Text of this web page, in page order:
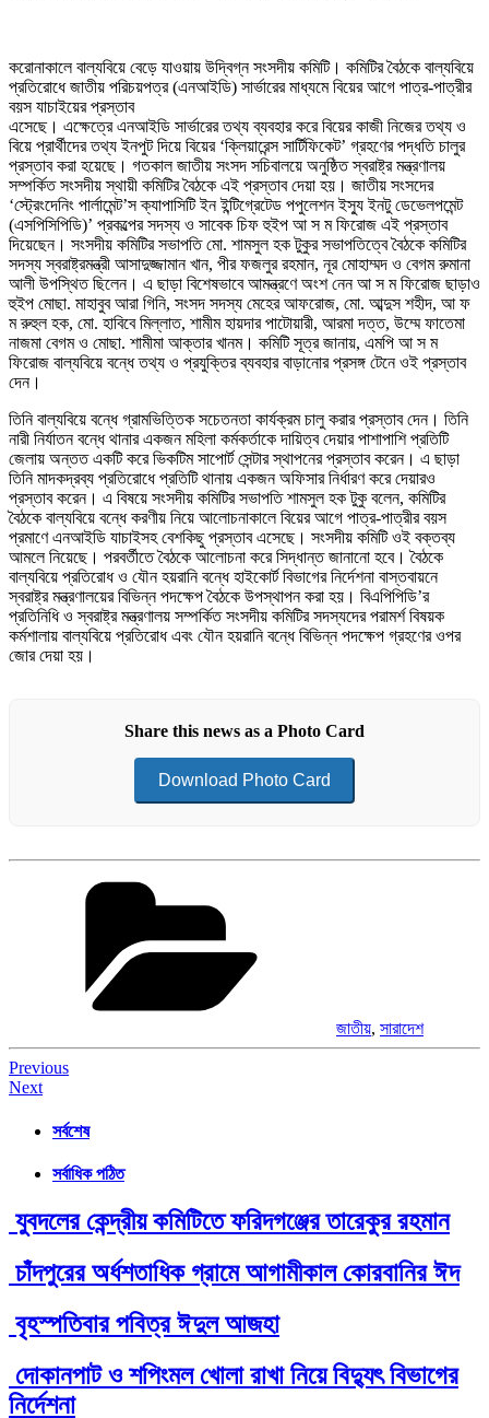
করোনাকালে বাল্যবিয়ে বেড়ে যাওয়ায় উদ্বিগ্ন সংসদীয় কমিটি। কমিটির বৈঠকে বাল্যবিয়ে
প্রতিরোধে জাতীয় পরিচয়পত্র (এনআইডি) সার্ভারের মাধ্যমে বিয়ের আগে পাত্র-পাত্রীর
বয়স যাচাইয়ের প্রস্তাব
এসেছে। এক্ষেত্রে এনআইডি সার্ভারের তথ্য ব্যবহার করে বিয়ের কাজী নিজের তথ্য ও
বিয়ে প্রার্থীদের তথ্য ইনপুট দিয়ে বিয়ের ‘ক্লিয়ারেন্স সার্টিফিকেট’ গ্রহণের পদ্ধতি চালুর
প্রস্তাব করা হয়েছে। গতকাল জাতীয় সংসদ সচিবালয়ে অনুষ্ঠিত স্বরাষ্ট্র মন্ত্রণালয়
সম্পর্কিত সংসদীয় স্থায়ী কমিটির বৈঠকে এই প্রস্তাব দেয়া হয়। জাতীয় সংসদের
‘স্ট্রেংদেনিং পার্লামেন্ট’স ক্যাপাসিটি ইন ইন্টিগ্রেটেড পপুলেশন ইস্যু ইনটু ডেভেলপমেন্ট
(এসপিসিপিডি)’ প্রকল্পের সদস্য ও সাবেক চিফ হুইপ আ স ম ফিরোজ এই প্রস্তাব
দিয়েছেন। সংসদীয় কমিটির সভাপতি মো. শামসুল হক টুকুর সভাপতিত্বে বৈঠকে কমিটির
সদস্য স্বরাষ্ট্রমন্ত্রী আসাদুজ্জামান খান, পীর ফজলুর রহমান, নূর মোহাম্মদ ও বেগম রুমানা
আলী উপস্থিত ছিলেন। এ ছাড়া বিশেষভাবে আমন্ত্রণে অংশ নেন আ স ম ফিরোজ ছাড়াও
হুইপ মোছা. মাহাবুব আরা গিনি, সংসদ সদস্য মেহের আফরোজ, মো. আব্দুস শহীদ, আ ফ
ম রুহুল হক, মো. হাবিবে মিল্লাত, শামীম হায়দার পাটোয়ারী, আরমা দত্ত, উম্মে ফাতেমা
নাজমা বেগম ও মোছা. শামীমা আক্তার খানম। কমিটি সূত্র জানায়, এমপি আ স ম
ফিরোজ বাল্যবিয়ে বন্ধে তথ্য ও প্রযুক্তির ব্যবহার বাড়ানোর প্রসঙ্গ টেনে ওই প্রস্তাব
দেন।
তিনি বাল্যবিয়ে বন্ধে গ্রামভিত্তিক সচেতনতা কার্যক্রম চালু করার প্রস্তাব দেন। তিনি
নারী নির্যাতন বন্ধে থানার একজন মহিলা কর্মকর্তাকে দায়িত্ব দেয়ার পাশাপাশি প্রতিটি
জেলায় অন্তত একটি করে ভিকটিম সাপোর্ট সেন্টার স্থাপনের প্রস্তাব করেন। এ ছাড়া
তিনি মাদকদ্রব্য প্রতিরোধে প্রতিটি থানায় একজন অফিসার নির্ধারণ করে দেয়ারও
প্রস্তাব করেন। এ বিষয়ে সংসদীয় কমিটির সভাপতি শামসুল হক টুকু বলেন, কমিটির
বৈঠকে বাল্যবিয়ে বন্ধে করণীয় নিয়ে আলোচনাকালে বিয়ের আগে পাত্র-পাত্রীর বয়স
প্রমাণে এনআইডি যাচাইসহ বেশকিছু প্রস্তাব এসেছে। সংসদীয় কমিটি ওই বক্তব্য
আমলে নিয়েছে। পরবর্তীতে বৈঠকে আলোচনা করে সিদ্ধান্ত জানানো হবে। বৈঠকে
বাল্যবিয়ে প্রতিরোধ ও যৌন হয়রানি বন্ধে হাইকোর্ট বিভাগের নির্দেশনা বাস্তবায়নে
স্বরাষ্ট্র মন্ত্রণালয়ের বিভিন্ন পদক্ষেপ বৈঠকে উপস্থাপন করা হয়। বিএপিপিডি’র
প্রতিনিধি ও স্বরাষ্ট্র মন্ত্রণালয় সম্পর্কিত সংসদীয় কমিটির সদস্যদের পরামর্শ বিষয়ক
কর্মশালায় বাল্যবিয়ে প্রতিরোধ এবং যৌন হয়রানি বন্ধে বিভিন্ন পদক্ষেপ গ্রহণের ওপর
জোর দেয়া হয়।
Share this news as a Photo Card
Download Photo Card
জাতীয়, সারাদেশ
Post
navigation
Previous
Next
সর্বশেষ
সর্বাধিক পঠিত
যুবদলের কেন্দ্রীয় কমিটিতে ফরিদগঞ্জের তারেকুর রহমান
চাঁদপুরের অর্ধশতাধিক গ্রামে আগামীকাল কোরবানির ঈদ
বৃহস্পতিবার পবিত্র ঈদুল আজহা
দোকানপাট ও শপিংমল খোলা রাখা নিয়ে বিদ্যুৎ বিভাগের
নির্দেশনা